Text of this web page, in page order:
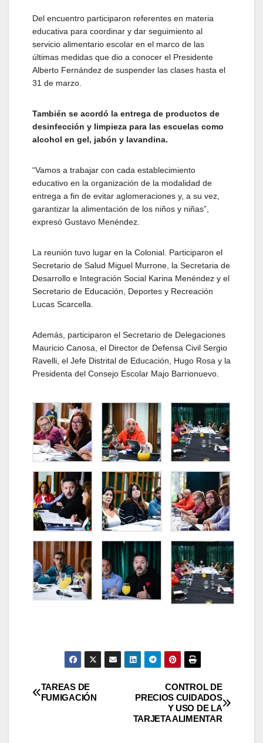
Del encuentro participaron referentes en materia
educativa para coordinar y dar seguimiento al
servicio alimentario escolar en el marco de las
últimas medidas que dio a conocer el Presidente
Alberto Fernández de suspender las clases hasta el
31 de marzo.
También se acordó la entrega de productos de
desinfección y limpieza para las escuelas como
alcohol en gel, jabón y lavandina.
“Vamos a trabajar con cada establecimiento
educativo en la organización de la modalidad de
entrega a fin de evitar aglomeraciones y, a su vez,
garantizar la alimentación de los niños y niñas”,
expresó Gustavo Menéndez.
La reunión tuvo lugar en la Colonial. Participaron el
Secretario de Salud Miguel Murrone, la Secretaria de
Desarrollo e Integración Social Karina Menéndez y el
Secretario de Educación, Deportes y Recreación
Lucas Scarcella.
Además, participaron el Secretario de Delegaciones
Mauricio Canosa, el Director de Defensa Civil Sergio
Ravelli, el Jefe Distrital de Educación, Hugo Rosa y la
Presidenta del Consejo Escolar Majo Barrionuevo.
Navegación
CONTROL DE
PRECIOS CUIDADOS
Y USO DE LA
TARJETA ALIMENTAR
TAREAS DE
FUMIGACIÓN